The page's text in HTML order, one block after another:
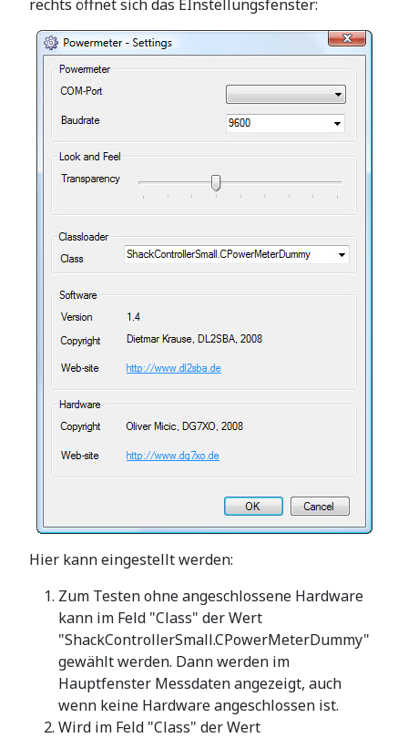
rechts öffnet sich das EInstellungsfenster:
Hier kann eingestellt werden:
Zum Testen ohne angeschlossene Hardware
kann im Feld "Class" der Wert
"ShackControllerSmall.CPowerMeterDummy"
gewählt werden. Dann werden im
Hauptfenster Messdaten angezeigt, auch
wenn keine Hardware angeschlossen ist.
Wird im Feld "Class" der Wert